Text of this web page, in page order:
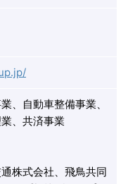
、自動車整備事業、
、共済事業
株式会社、飛鳥共同